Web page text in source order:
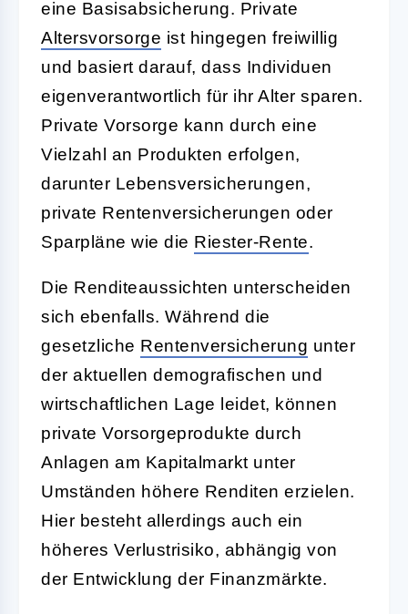
eine Basisabsicherung. Private
Altersvorsorge ist hingegen freiwillig
und basiert darauf, dass Individuen
eigenverantwortlich für ihr Alter sparen.
Private Vorsorge kann durch eine
Vielzahl an Produkten erfolgen,
darunter Lebensversicherungen,
private Rentenversicherungen oder
Sparpläne wie die Riester-Rente.
Die Renditeaussichten unterscheiden
sich ebenfalls. Während die
gesetzliche Rentenversicherung unter
der aktuellen demografischen und
wirtschaftlichen Lage leidet, können
private Vorsorgeprodukte durch
Anlagen am Kapitalmarkt unter
Umständen höhere Renditen erzielen.
Hier besteht allerdings auch ein
höheres Verlustrisiko, abhängig von
der Entwicklung der Finanzmärkte.